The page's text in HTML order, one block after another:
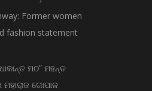
Former women
fashion statement
ମଠ” ମହନ୍ତ
ଗୋପାଳ